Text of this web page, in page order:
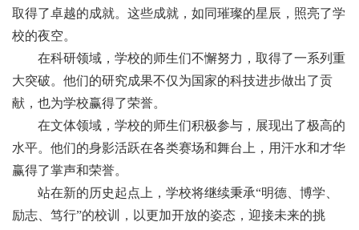
取得了卓越的成就。这些成就，如同璀璨的星辰，照亮了学
校的夜空。
在科研领域，学校的师生们不懈努力，取得了一系列重
大突破。他们的研究成果不仅为国家的科技进步做出了贡
献，也为学校赢得了荣誉。
在文体领域，学校的师生们积极参与，展现出了极高的
水平。他们的身影活跃在各类赛场和舞台上，用汗水和才华
赢得了掌声和荣誉。
站在新的历史起点上，学校将继续秉承“明德、博学、
励志、笃行”的校训，以更加开放的姿态，迎接未来的挑